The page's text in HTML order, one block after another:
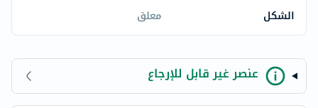
الشكل
معلق
عنصر غير قابل للإرجاع